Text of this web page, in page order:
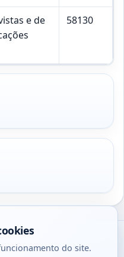
e de
58130
do site.